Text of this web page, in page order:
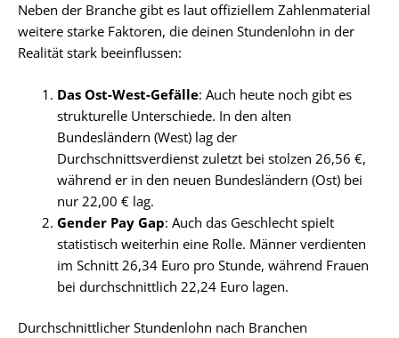
Neben der Branche gibt es laut offiziellem Zahlenmaterial
weitere starke Faktoren, die deinen Stundenlohn in der
Realität stark beeinflussen:
Das Ost-West-Gefälle: Auch heute noch gibt es
strukturelle Unterschiede. In den alten
Bundesländern (West) lag der
Durchschnittsverdienst zuletzt bei stolzen 26,56 €,
während er in den neuen Bundesländern (Ost) bei
nur 22,00 € lag.
Gender Pay Gap: Auch das Geschlecht spielt
statistisch weiterhin eine Rolle. Männer verdienten
im Schnitt 26,34 Euro pro Stunde, während Frauen
bei durchschnittlich 22,24 Euro lagen.
Durchschnittlicher Stundenlohn nach Branchen